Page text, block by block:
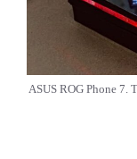
ASUS ROG Phone 7.